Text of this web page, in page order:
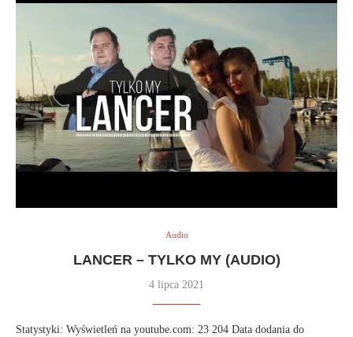
Audio
LANCER – TYLKO MY (AUDIO)
4 lipca 2021
Statystyki: Wyświetleń na youtube.com: 23 204 Data dodania do